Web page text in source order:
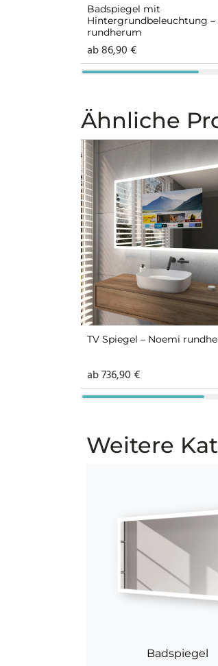
Badspiegel mit
Hintergrundbeleuchtung –
rundherum
ab86,90€
Ähnliche
TV Spiegel – Noemi
ab736,90€
Weitere
Badspiegel